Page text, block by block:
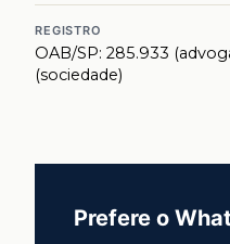
REGISTRO
OAB/SP: 285.933
(sociedade)
Prefere o